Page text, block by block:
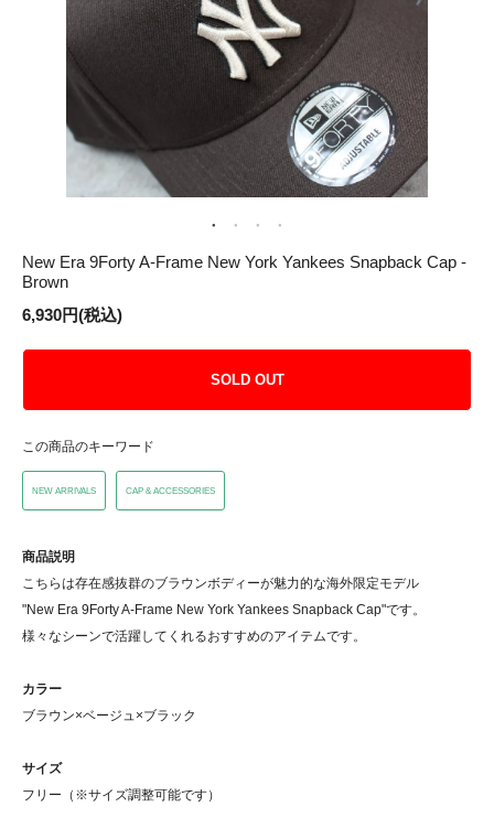
New Era 9Forty A-Frame New York Yankees Snapback Cap -
Brown
6,930円(税込)
SOLD OUT
この商品のキーワード
NEW ARRIVALS CAP & ACCESSORIES
商品説明
こちらは存在感抜群のブラウンボディーが魅力的な海外限定モデル
"New Era 9Forty A-Frame New York Yankees Snapback Cap"です。
様々なシーンで活躍してくれるおすすめのアイテムです。
カラー
ブラウン×ベージュ×ブラック
サイズ
フリー（※サイズ調整可能です）